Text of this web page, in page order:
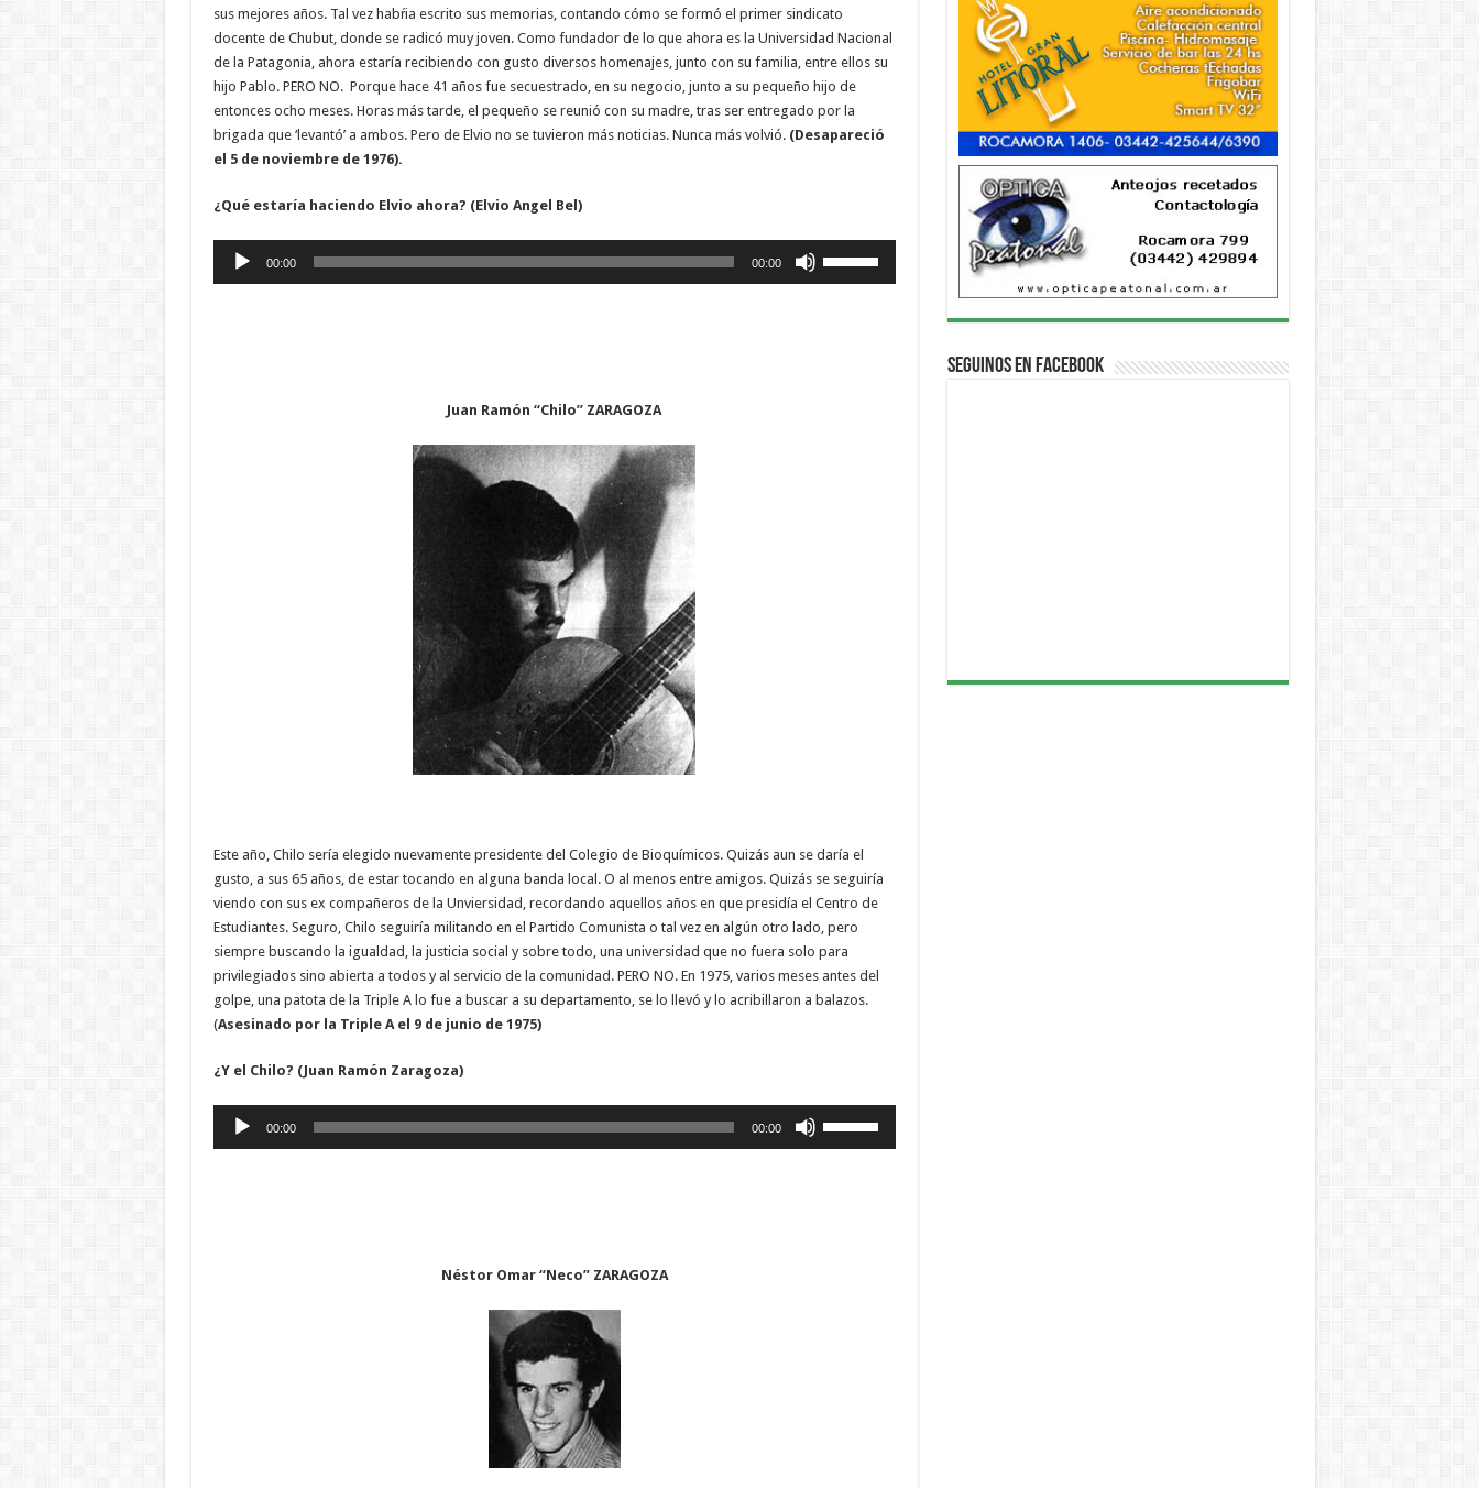
sus mejores años. Tal vez habŕia escrito sus memorias, contando cómo se formó el primer sindicato
docente de Chubut, donde se radicó muy joven. Como fundador de lo que ahora es la Universidad Nacional
de la Patagonia, ahora estaría recibiendo con gusto diversos homenajes, junto con su familia, entre ellos su
hijo Pablo. PERO NO. Porque hace 41 años fue secuestrado, en su negocio, junto a su pequeño hijo de
entonces ocho meses. Horas más tarde, el pequeño se reunió con su madre, tras ser entregado por la
brigada que ‘levantó’ a ambos. Pero de Elvio no se tuvieron más noticias. Nunca más volvió. (Desapareció
el 5 de noviembre de 1976).
¿Qué estaría haciendo Elvio ahora? (Elvio Angel Bel)
Reproductor
00:00 00:00
Juan Ramón “Chilo” ZARAGOZA
Este año, Chilo sería elegido nuevamente presidente del Colegio de Bioquímicos. Quizás aun se daría el
gusto, a sus 65 años, de estar tocando en alguna banda local. O al menos entre amigos. Quizás se seguiría
viendo con sus ex compañeros de la Unviersidad, recordando aquellos años en que presidía el Centro de
Estudiantes. Seguro, Chilo seguiría militando en el Partido Comunista o tal vez en algún otro lado, pero
siempre buscando la igualdad, la justicia social y sobre todo, una universidad que no fuera solo para
privilegiados sino abierta a todos y al servicio de la comunidad. PERO NO. En 1975, varios meses antes del
golpe, una patota de la Triple A lo fue a buscar a su departamento, se lo llevó y lo acribillaron a balazos.
(Asesinado por la Triple A el 9 de junio de 1975)
¿Y el Chilo? (Juan Ramón Zaragoza)
Reproductor
00:00 00:00
Néstor Omar “Neco” ZARAGOZA
Seguinos en Facebook